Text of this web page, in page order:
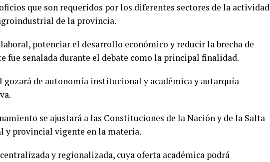
que son requeridos por los diferentes sectores de la actividad
de la provincia.
potenciar el desarrollo económico y reducir la brecha de
fue señalada durante el debate como la principal finalidad.
de autonomía institucional y académica y autarquía
se ajustará a las Constituciones de la Nación y de la Salta
y provincial vigente en la materia.
y regionalizada, cuya oferta académica podrá